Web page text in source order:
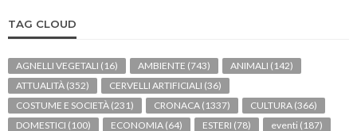
TAG CLOUD
AGNELLI VEGETALI (16) AMBIENTE (743) ANIMALI (142)
ATTUALITÀ (352) CERVELLI ARTIFICIALI (36)
COSTUME E SOCIETÀ (231) CRONACA (1337) CULTURA (366)
DOMESTICI (100) ECONOMIA (64) ESTERI (78) eventi (187)